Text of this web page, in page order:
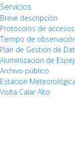
Servicios
Breve descripción
Protocolos de
Tiempo de
Plan de Gestión de
Aluminización de
Archivo público
Estación Meteorológica
Visita Calar Alto